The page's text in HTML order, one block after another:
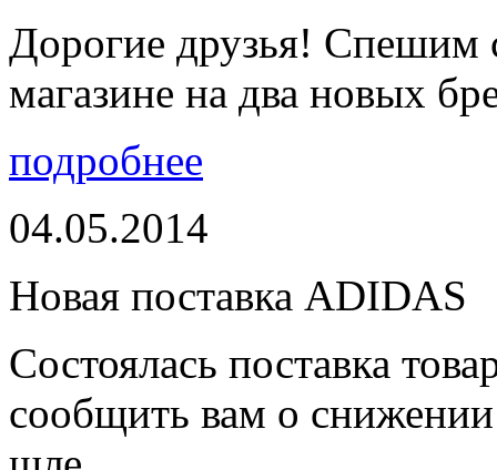
Дорогие друзья! Спешим
магазине на два новых
подробнее
04.05.2014
Новая поставка ADIDAS
Состоялась поставка
сообщить вам о